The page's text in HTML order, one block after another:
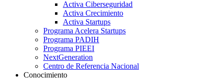
Activa Ciberseguridad
Activa Crecimiento
Activa Startups
Programa Acelera Startups
Programa PADIH
Programa PIEEI
NextGeneration
Centro de Referencia Nacional
Conocimiento